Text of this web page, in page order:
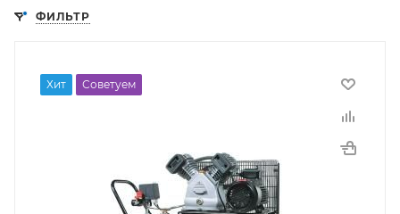
ФИЛЬТР
Хит Советуем